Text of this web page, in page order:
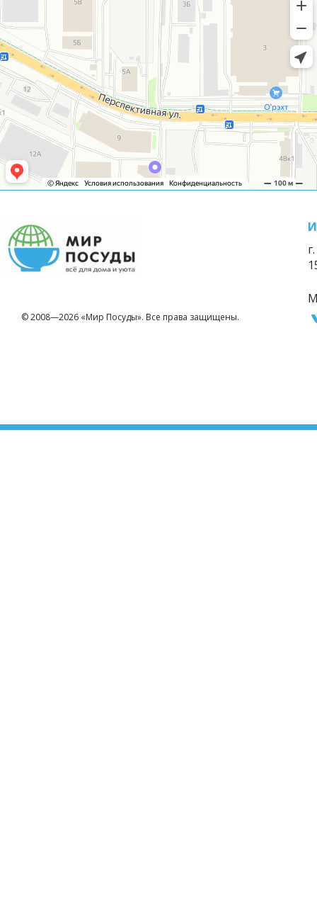
© 2008—2026 «Мир Посуды». Все права защищены.